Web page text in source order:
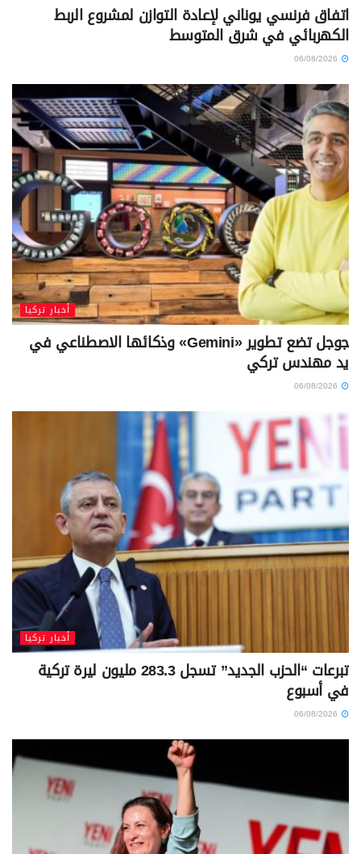
اتفاق فرنسي يوناني لإعادة التوازن لمشروع الربط
الكهربائي في شرق المتوسط
أخبار تركيا
جوجل تضع تطوير «Gemini» وذكائها الاصطناعي في
يد مهندس تركي
أخبار تركيا
تبرعات “الحزب الجديد” تسجل 283.3 مليون ليرة تركية
في أسبوع